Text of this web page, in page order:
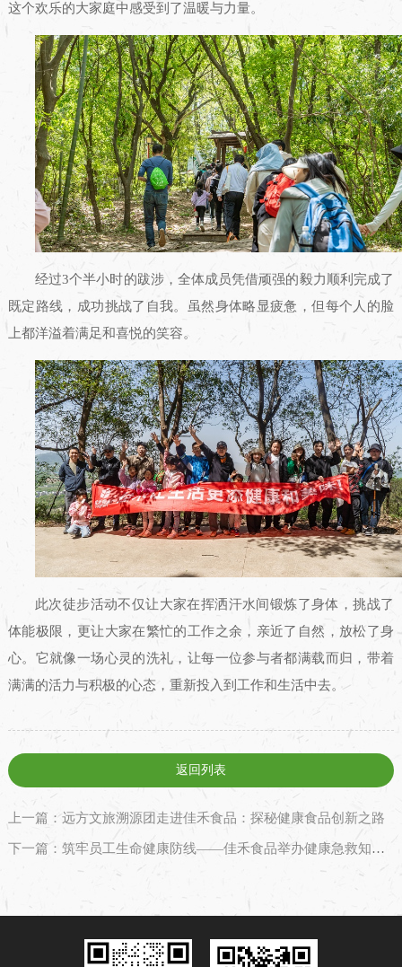
这个欢乐的大家庭中感受到了温暖与力量。
经过3个半小时的跋涉，全体成员凭借顽强的毅力顺利完成了
既定路线，成功挑战了自我。虽然身体略显疲惫，但每个人的脸
上都洋溢着满足和喜悦的笑容。
此次徒步活动不仅让大家在挥洒汗水间锻炼了身体，挑战了
体能极限，更让大家在繁忙的工作之余，亲近了自然，放松了身
心。它就像一场心灵的洗礼，让每一位参与者都满载而归，带着
满满的活力与积极的心态，重新投入到工作和生活中去。
返回列表
上一篇：远方文旅溯源团走进佳禾食品：探秘健康食品创新之路
下一篇：筑牢员工生命健康防线——佳禾食品举办健康急救知识技能培训